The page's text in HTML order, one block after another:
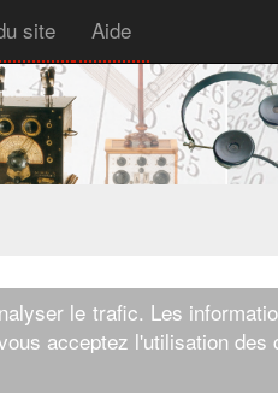
site Aide
le trafic. Les
acceptez l'utilisation des